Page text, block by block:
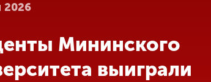
2026
Мининского
выиграли